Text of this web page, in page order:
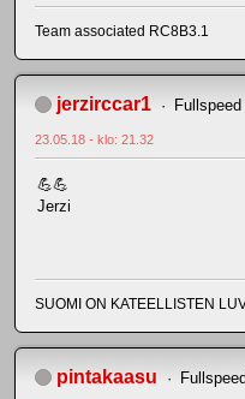
Team associated RC8B3.1
jerzirccar1 Fullspeed
23.05.18 - klo: 21.32
💪💪
Jerzi
SUOMI ON KATEELLISTEN
pintakaasu